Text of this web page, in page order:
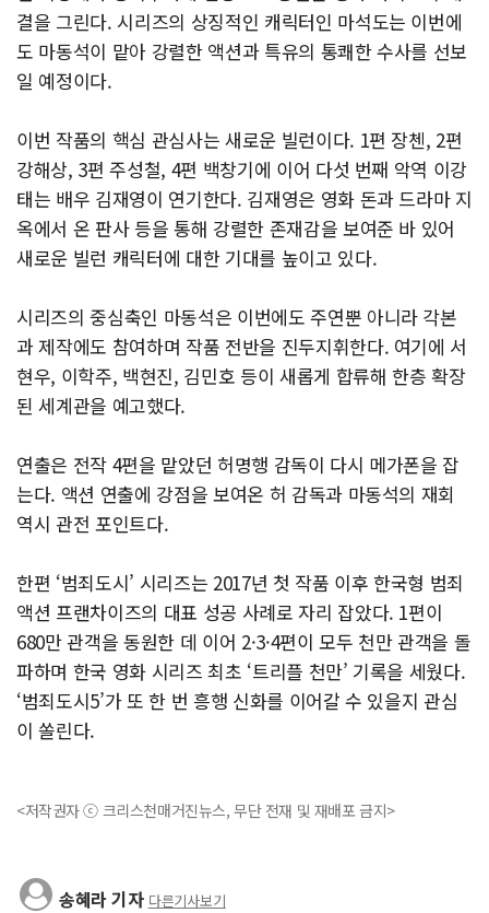
결을 그린다. 시리즈의 상징적인 캐릭터인 마석도는 이번에
도 마동석이 맡아 강렬한 액션과 특유의 통쾌한 수사를 선보
일 예정이다.
이번 작품의 핵심 관심사는 새로운 빌런이다. 1편 장첸, 2편
강해상, 3편 주성철, 4편 백창기에 이어 다섯 번째 악역 이강
태는 배우 김재영이 연기한다. 김재영은 영화 돈과 드라마 지
옥에서 온 판사 등을 통해 강렬한 존재감을 보여준 바 있어
새로운 빌런 캐릭터에 대한 기대를 높이고 있다.
시리즈의 중심축인 마동석은 이번에도 주연뿐 아니라 각본
과 제작에도 참여하며 작품 전반을 진두지휘한다. 여기에 서
현우, 이학주, 백현진, 김민호 등이 새롭게 합류해 한층 확장
된 세계관을 예고했다.
연출은 전작 4편을 맡았던 허명행 감독이 다시 메가폰을 잡
는다. 액션 연출에 강점을 보여온 허 감독과 마동석의 재회
역시 관전 포인트다.
한편 ‘범죄도시’ 시리즈는 2017년 첫 작품 이후 한국형 범죄
액션 프랜차이즈의 대표 성공 사례로 자리 잡았다. 1편이
680만 관객을 동원한 데 이어 2·3·4편이 모두 천만 관객을 돌
파하며 한국 영화 시리즈 최초 ‘트리플 천만’ 기록을 세웠다.
‘범죄도시5’가 또 한 번 흥행 신화를 이어갈 수 있을지 관심
이 쏠린다.
<저작권자 ⓒ 크리스천매거진뉴스, 무단 전재 및 재배포 금지>
송혜라 기자 다른기사보기